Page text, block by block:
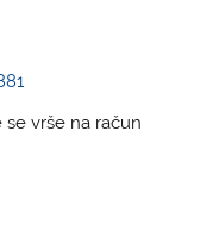
se vrše na račun